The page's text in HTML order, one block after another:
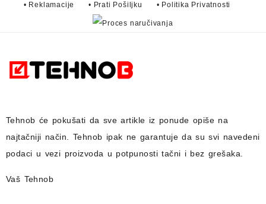
• Reklamacije • Prati Pošiljku • Politika Privatnosti
Tehnob će pokušati da sve artikle iz ponude opiše na
najtačniji način. Tehnob ipak ne garantuje da su svi navedeni
podaci u vezi proizvoda u potpunosti tačni i bez grešaka.
Vaš Tehnob